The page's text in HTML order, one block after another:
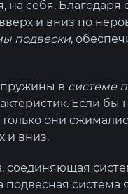
на себя.
и вниз по
подвески,
пружины в системе
Если бы
они
и вниз.
соединяющая
подвесная